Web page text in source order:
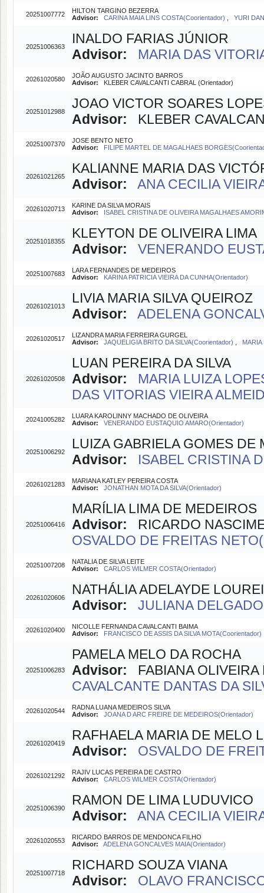
20251007772
HILTON TARGINO BEZERRA
Advisor:
CARINA MAIA LINS COSTA(Coorientador) YURI
20251006363
INALDO FARIAS JÚNIOR
Advisor:
MARIA DAS
20261020580
JOÃO AUGUSTO JACINTO BARROS
Advisor: KLEBER CAVALCANTI CABRAL (Orientador)
20251012988
JOAO VICTOR SOARES
Advisor: KLEBER
20251007370
JOSE BENTO NETO
Advisor:
FILIPE MARTEL DE MAGALHAES
20261021265
KALIANNE MARIA DAS
Advisor:
ANA CECILIA
20261020713
KARINE DA SILVA MORAIS
Advisor:
ISABEL CRISTINA DE OLIVEIRA MAGALHAES
20251018355
KLEYTON DE OLIVEIRA LIMA
Advisor:
VENERANDO
20251007683
LARA FERNANDES DE MEDEIROS
Advisor:
KARINA PATRICIA VIEIRA DA CUNHA(Orientador)
20261021013
LIVIA MARIA SILVA QUEIROZ
Advisor:
ADELENA
20261020517
LIZANDRA MARIA FERREIRA GURGEL
Advisor:
JAQUELIGIA BRITO DA SILVA(Coorientador)
20261020508
LUAN PEREIRA DA SILVA
Advisor:
MARIA LUIZA
DAS VITORIAS VIEIRA
20241005282
LUARA KAROLINNY MACHADO DE OLIVEIRA
Advisor:
VENERANDO EUSTAQUIO AMARO(Orientador)
20251006292
LUIZA GABRIELA GOMES DE
Advisor:
ISABEL CRISTINA
20261021283
MARIANA KATLEY PEREIRA COSTA
Advisor:
JONATHAN MOTA DA SILVA(Orientador)
20251006416
MARÍLIA LIMA DE MEDEIROS
Advisor: RICARDO
OSVALDO DE FREITAS
20251007208
NATALIA DE SILVA LEITE
Advisor:
CARLOS WILMER COSTA(Orientador)
20261020606
NATHÁLIA ADELAYDE
Advisor:
JULIANA
20261020400
NICOLLE FERNANDA CAVALCANTI BAIMA
Advisor:
FRANCISCO DE ASSIS DA SILVA MOTA(Coorientador)
20251006283
PAMELA MELO DA ROCHA
Advisor: FABIANA
CAVALCANTE DANTAS DA
20261020544
RADNA LUANA MEDEIROS SILVA
Advisor:
JOANA D ARC FREIRE DE MEDEIROS(Orientador)
20261020419
RAFHAELA MARIA DE MELO
Advisor:
OSVALDO DE
20261021292
RAJIV LUCAS PEREIRA DE CASTRO
Advisor:
CARLOS WILMER COSTA(Orientador)
20251006390
RAMON DE LIMA LUDUVICO
Advisor:
ANA CECILIA
20261020553
RICARDO BARROS DE MENDONCA FILHO
Advisor:
ADELENA GONCALVES MAIA(Orientador)
20251007718
RICHARD SOUZA VIANA
Advisor:
OLAVO